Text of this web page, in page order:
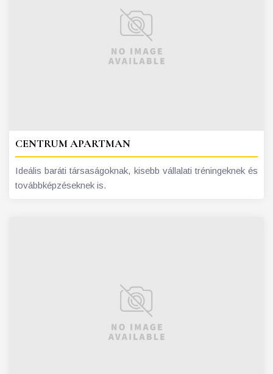
CENTRUM APARTMAN
Ideális baráti társaságoknak, kisebb vállalati tréningeknek és
továbbképzéseknek is.